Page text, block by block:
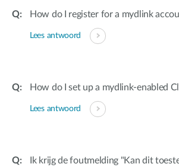
How do I register for a mydlink
Lees antwoord
How do I set up a mydlink-enabled
Lees antwoord
Ik krijg de foutmelding "Kan dit